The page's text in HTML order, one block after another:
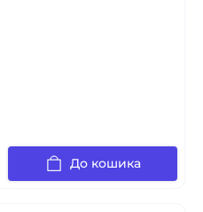
До кошика